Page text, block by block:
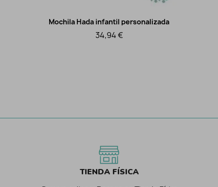
Vista rápida
Mochila Hada infantil personalizada
34,94 €
TIENDA FÍSICA